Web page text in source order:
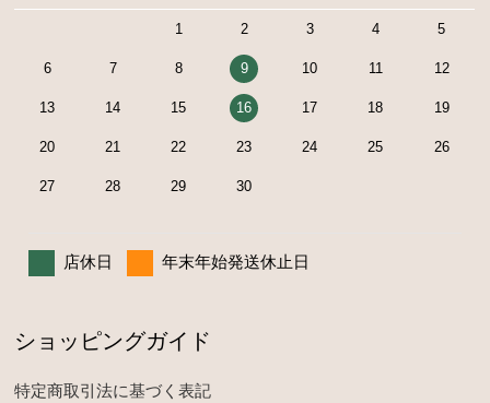
1 2 3 4 5
6 7 8 9 10 11 12
13 14 15 16 17 18 19
20 21 22 23 24 25 26
27 28 29 30
店休日 年末年始発送休止日
ショッピングガイド
特定商取引法に基づく表記